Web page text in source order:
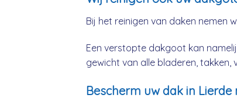
Bij het reinigen van daken nemen
Een verstopte dakgoot kan
gewicht van alle bladeren, takken,
Bescherm uw dak in